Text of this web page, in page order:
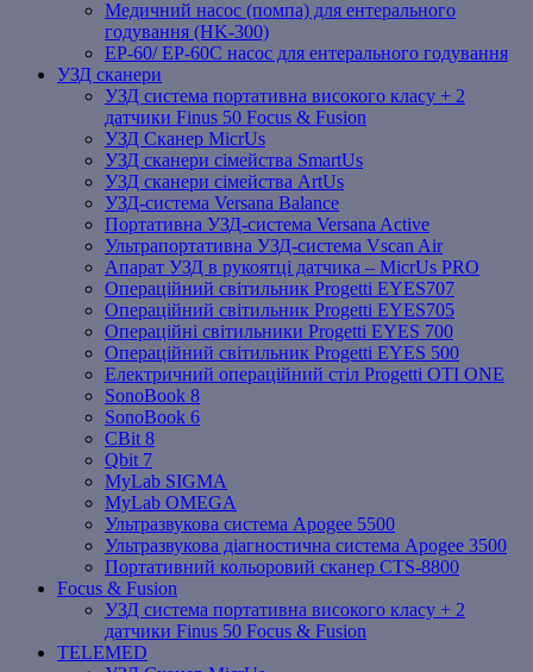
Медичний насос (помпа) для ентерального
годування (HK-300)
EP-60/ EP-60C насос для ентерального годування
УЗД сканери
УЗД система портативна високого класу + 2
датчики Finus 50 Focus & Fusion
УЗД Сканер MicrUs
УЗД сканери сімейства SmartUs
УЗД сканери сімейства ArtUs
УЗД-система Versana Balance
Портативна УЗД-система Versana Active
Ультрапортативна УЗД-система Vscan Air
Апарат УЗД в рукоятці датчика – MicrUs PRO
Операційний світильник Progetti EYES707
Операційний світильник Progetti EYES705
Операційні світильники Progetti EYES 700
Операційний світильник Progetti EYES 500
Електричний операційний стіл Progetti OTI ONE
SonoBook 8
SonoBook 6
СBit 8
Qbit 7
MyLab SIGMA
MyLab OMEGA
Ультразвукова система Apogee 5500
Ультразвукова діагностична система Apogee 3500
Портативний кольоровий сканер CTS-8800
Focus & Fusion
УЗД система портативна високого класу + 2
датчики Finus 50 Focus & Fusion
TELEMED